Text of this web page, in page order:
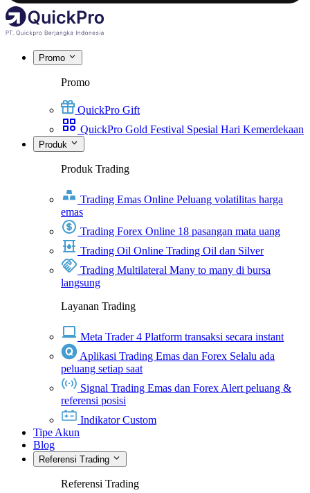
Promo
Promo
QuickPro Gift
QuickPro Gold Festival Spesial Hari Kemerdekaan
Produk
Produk Trading
Trading Emas Online Peluang volatilitas harga
emas
Trading Forex Online 18 pasangan mata uang
Trading Oil Online Trading Oil dan Silver
Trading Multilateral Many to many di bursa
langsung
Layanan Trading
Meta Trader 4 Platform transaksi secara instant
Aplikasi Trading Emas dan Forex Selalu ada
peluang setiap saat
Signal Trading Emas dan Forex Alert peluang &
referensi posisi
Indikator Custom
Tipe Akun
Blog
Referensi Trading
Referensi Trading